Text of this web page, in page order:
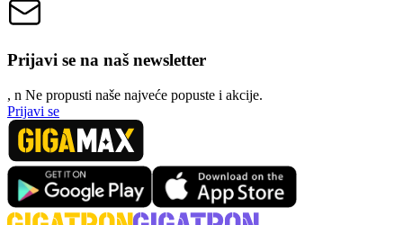
Prijavi se na naš newsletter
, n Ne propusti naše najveće popuste i akcije.
Prijavi se